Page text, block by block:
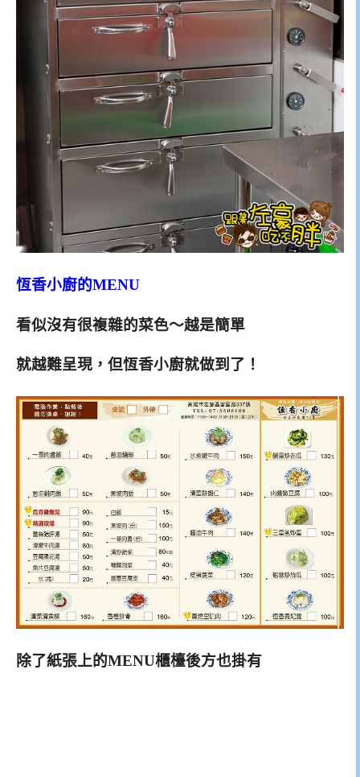
恆香小廚的MENU
看似沒有很複雜的菜色～越是簡單
就越難呈現，但恆香小廚就做到了！
除了紙張上的MENU櫃檯後方也掛有